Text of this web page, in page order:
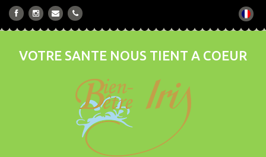
VOTRE SANTE NOUS TIENT A COEUR